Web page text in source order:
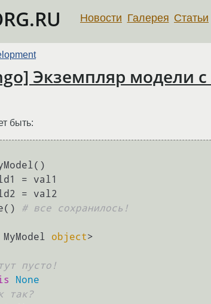
Новости Галерея Статьи
Экземпляр модели
быть:
= val1
= val2
# все сохранилось!
object>
пусто!
None
так?